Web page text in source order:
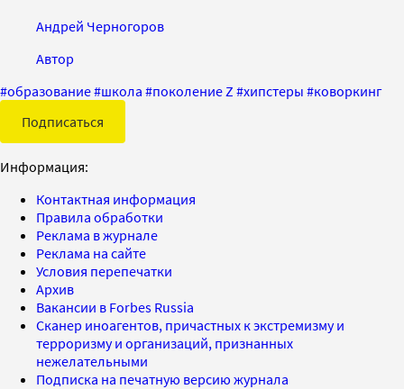
Андрей Черногоров
Автор
#образование#школа #поколение Z #хипстеры #коворкинг
Подписаться
Информация:
Контактная информация
Правила обработки
Реклама в журнале
Реклама на сайте
Условия перепечатки
Архив
Вакансии в Forbes Russia
Сканер иноагентов, причастных к экстремизму и
терроризму и организаций, признанных
нежелательными
Подписка на печатную версию журнала